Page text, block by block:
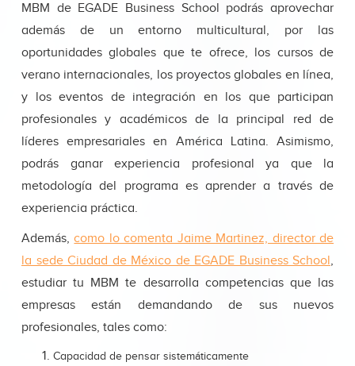
MBM de EGADE Business School podrás aprovechar
además de un entorno multicultural, por las
oportunidades globales que te ofrece, los cursos de
verano internacionales, los proyectos globales en línea,
y los eventos de integración en los que participan
profesionales y académicos de la principal red de
líderes empresariales en América Latina. Asimismo,
podrás ganar experiencia profesional ya que la
metodología del programa es aprender a través de
experiencia práctica.
Además,como lo comenta Jaime Martinez, director de
la sede Ciudad de México de EGADE Business School,
estudiar tu MBM te desarrolla competencias que las
empresas están demandando de sus nuevos
profesionales, tales como:
Capacidad de pensar sistemáticamente